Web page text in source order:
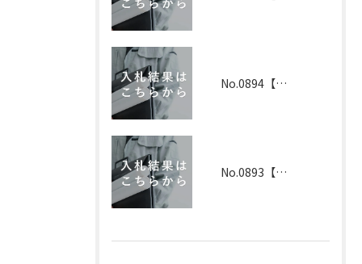
No.0894【兵庫】2026年3月19日 入札結果
No.0893【兵庫】2026年3月25日 入札結果